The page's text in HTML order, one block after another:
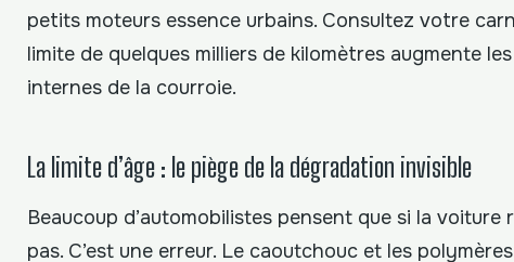
petits moteurs essence urbains. Consultez votre
limite de quelques milliers de kilomètres augmente
internes de la courroie.
La limite d’âge : le piège de la dégradation invisible
Beaucoup d’automobilistes pensent que si la voiture
pas. C’est une erreur. Le caoutchouc et les